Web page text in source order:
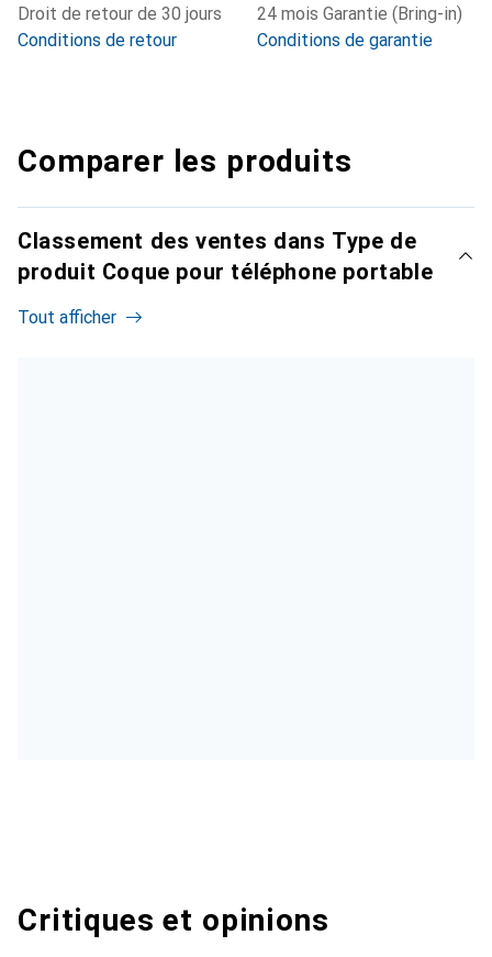
Droit de retour de 30 jours
Conditions de retour
24 mois Garantie (Bring-in)
Conditions de garantie
Comparer les produits
Classement des ventes dans Type de
produit Coque pour téléphone portable
Tout afficher
Critiques et opinions